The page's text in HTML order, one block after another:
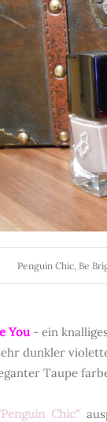
Penguin Chic, Be
You- ein
dunkler
Taupe
Chic"